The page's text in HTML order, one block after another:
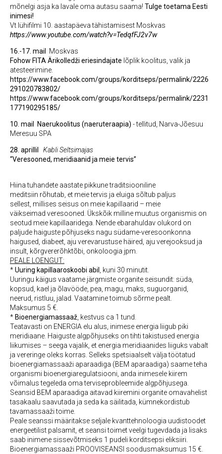
mõnelgi asja ka lavale oma autasu saama! Tulge toetama Eesti
inimesi!
Vt lühifilmi 10. aastapäeva tähistamisest Moskvas
https://www.youtube.com/watch?v=TedqfFJ2v7w
16.-17. mail
Moskvas
Fohow FITA Ärikolledži eriesindajate lõplik koolitus, valik ja
atesteerimine.
https://www.facebook.com/groups/korditseps/permalink/2226
291020783802/
https://www.facebook.com/groups/korditseps/permalink/2231
177190295185/
10. mail Naerukoolitus (naeruteraapia) - tellitud, Narva-Jõesuu
Meresuu SPA
28. aprillil Kabli Seltsimajas
“Veresooned, meridiaanid ja meie tervis”
Hiina tuhandete aastate pikkune traditsiooniline
meditsiin rõhutab, et meie tervis ja eluiga sõltub paljus
sellest, millises seisus on meie kapillaarid – meie
väikseimad veresooned. Ükskõik milline muutus organismis on
seotud meie kapillaaridega. Nende ebarahuldav olukord on
paljude haiguste põhjuseks nagu südame-veresoonkonna
haigused, diabeet, aju verevarustuse häired, aju verejooksud ja
insult, kõrgvererõhktõbi, onkoloogia jpm.
PEALE LOENGUT:
*Uuring kapillaaroskoobi abil
, kuni 30 minutit.
Uuringu käigus vaatame järgmiste organite seisundit: süda,
kopsud, kael ja õlavööde, pea, magu, maks, suguorganid,
neerud, ristluu, jalad. Vaatamine toimub sõrme pealt.
Maksumus 5 €.
* Bioenergiamassaaž , kestvus ca 1 tund.
Teatavasti on ENERGIA elu alus, inimese energia liigub piki
meridiaane. Haiguste algpõhjuseks on tihti takistused energia
liikumises – seega vajalik, et energia meridiaanides liiguks vabalt
ja vereringe oleks korras. Selleks spetsiaalselt välja töötatud
bioenergiamassaaži aparaadiga (BEM aparaadiga) saame teha
organismi bioenergiaregulatsiooni, anda inimesele kiirem
võimalus tegeleda oma terviseprobleemide algpõhjusega.
Seansid BEM aparaadiga aitavad kiiremini organite omavahelist
tasakaalu saavutada ja seda ka säilitada, kümnekordistub
tavamassaaži toime.
Peale seanssi määritakse seljale kvanttehnoloogia uudistoodet
energeetilist palsamit, et seansi toimet veelgi tugevdada ja lisaks
saab inimene sissevõtmiseks 1 pudeli korditsepsi eliksiiri.
Bioenergiamassaaži PROOVISEANSI soodusmaksumus 15 €.